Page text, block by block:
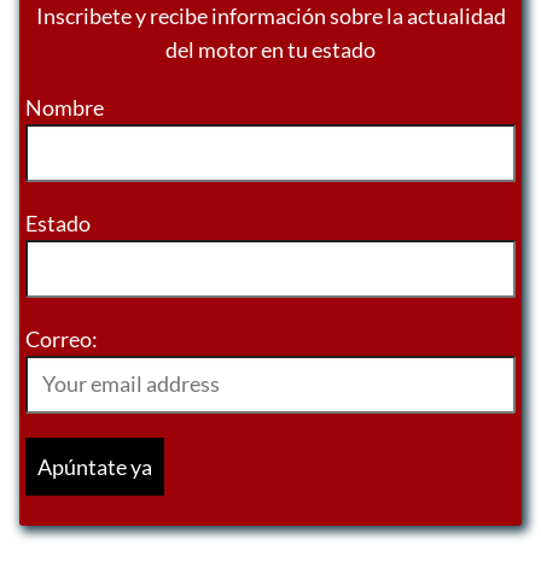
Inscribete y recibe información sobre la actualidad
del motor en tu estado
Nombre
Estado
Correo: